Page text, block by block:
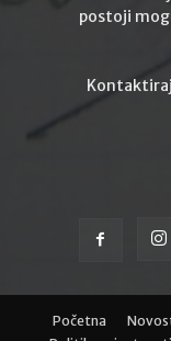
postoji
Početna